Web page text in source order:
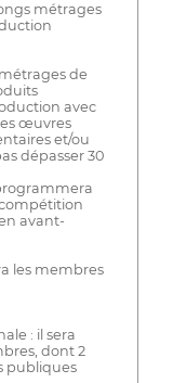
métrages
de
avec
œuvres
et/ou
dépasser 30
avant-
les membres
: il sera
dont 2
publiques